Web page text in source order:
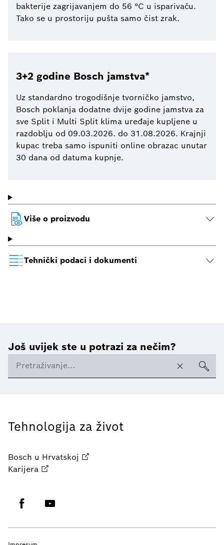
bakterije zagrijavanjem do 56 °C u isparivaču.
Tako se u prostoriju pušta samo čist zrak.
3+2 godine Bosch jamstva*
Uz standardno trogodišnje tvorničko jamstvo,
Bosch poklanja dodatne dvije godine jamstva za
sve Split i Multi Split klima uređaje kupljene u
razdoblju od 09.03.2026. do 31.08.2026. Krajnji
kupac treba samo ispuniti online obrazac unutar
30 dana od datuma kupnje.
Više o proizvodu
Tehnički podaci i dokumenti
Još uvijek ste u potrazi za nečim?
Tehnologija za život
Bosch u Hrvatskoj
Karijera